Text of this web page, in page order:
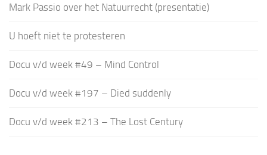
Mark Passio over het Natuurrecht (presentatie)
U hoeft niet te protesteren
Docu v/d week #49 – Mind Control
Docu v/d week #197 – Died suddenly
Docu v/d week #213 – The Lost Century